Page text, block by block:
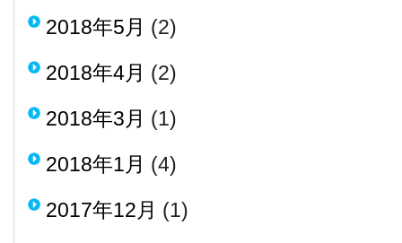
2018年5月 (2)
2018年4月 (2)
2018年3月 (1)
2018年1月 (4)
2017年12月 (1)